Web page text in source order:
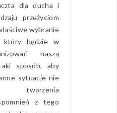
dla ducha i
przeżyciom
wybranie
który będzie w
naszą
sposób, aby
sytuacje nie
tworzenia
z tego